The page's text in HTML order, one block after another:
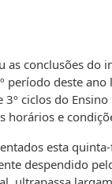
as conclusões do
período deste
3º ciclos do
horários e
esta
despendido